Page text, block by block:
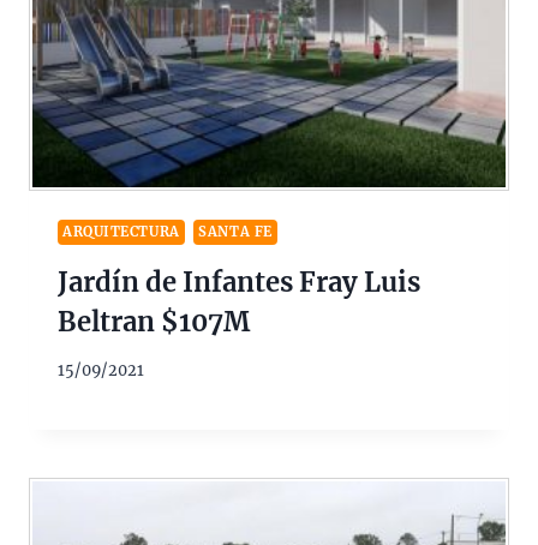
ARQUITECTURA SANTA FE
Jardín de Infantes Fray Luis
Beltran $107M
15/09/2021